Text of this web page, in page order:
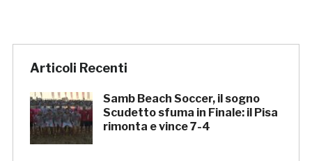
Articoli Recenti
Samb Beach Soccer, il sogno
Scudetto sfuma in Finale: il Pisa
rimonta e vince 7-4